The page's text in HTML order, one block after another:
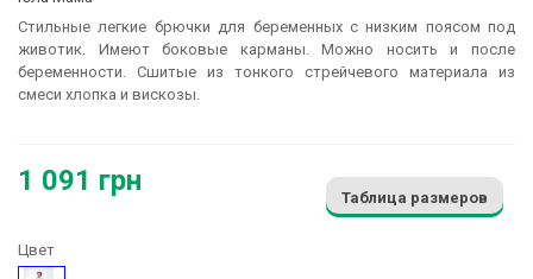
Стильные легкие брючки для беременных с низким поясом под
животик. Имеют боковые карманы. Можно носить и после
беременности. Сшитые из тонкого стрейчевого материала из
смеси хлопка и вискозы.
1 091 грн
Таблица размеров
Цвет